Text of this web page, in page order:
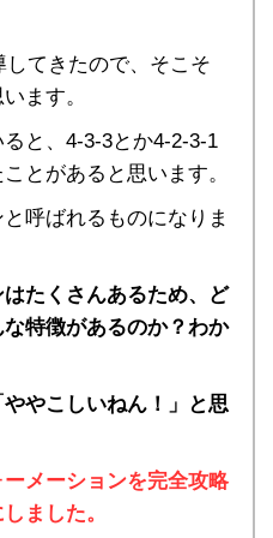
てきたので、そこそ
ます。
と、4-3-3とか4-2-3-1
とがあると思います。
呼ばれるものになりま
たくさんあるため、ど
特徴があるのか？わか
やこしいねん！」と思
メーションを完全攻略
ました。